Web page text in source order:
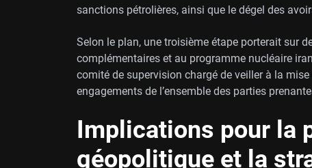
sanctions pétrolières, ainsi que le dégel des
Selon le plan, une troisième étape porterait sur
complémentaires et au programme nucléaire
comité de supervision chargé de veiller à la
engagements de l’ensemble des parties
Implications pour la
géopolitique et la